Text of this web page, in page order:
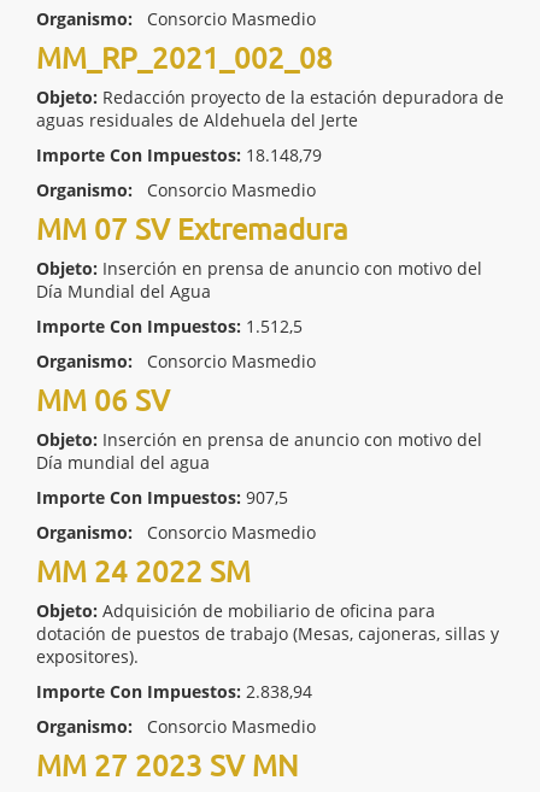
Organismo:
Consorcio Masmedio
MM_RP_2021_002_08
Objeto: Redacción proyecto de la estación depuradora de
aguas residuales de Aldehuela del Jerte
Importe Con Impuestos: 18.148,79
Organismo:
Consorcio Masmedio
MM 07 SV Extremadura
Objeto: Inserción en prensa de anuncio con motivo del
Día Mundial del Agua
Importe Con Impuestos: 1.512,5
Organismo:
Consorcio Masmedio
MM 06 SV
Objeto: Inserción en prensa de anuncio con motivo del
Día mundial del agua
Importe Con Impuestos: 907,5
Organismo:
Consorcio Masmedio
MM 24 2022 SM
Objeto: Adquisición de mobiliario de oficina para
dotación de puestos de trabajo (Mesas, cajoneras, sillas y
expositores).
Importe Con Impuestos: 2.838,94
Organismo:
Consorcio Masmedio
MM 27 2023 SV MN